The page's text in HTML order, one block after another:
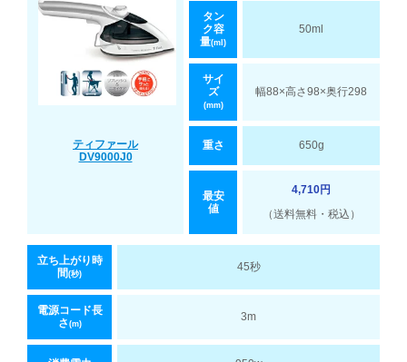
ティファール
DV9000J0
タン
ク容
量(ml)
50ml
サイ
ズ
(mm)
幅88×高さ98×奥行298
重さ 650g
最安
値
4,710円
（送料無料・税込）
立ち上がり時
間(秒)
45秒
電源コード長
さ (m)
3m